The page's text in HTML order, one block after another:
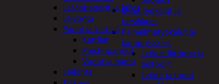
Muut työkalut ja
tarvikkeet
Paineilmatyökalut ja
kompressorit
Letkut, liittimet ja
pistoolit
Letkut ja muut
Leivinpaperit ja foliot
Leivonta
Padat ja kattilat
Kattilat
Paistinpannut
Vuoat ja padat
Säilöntä